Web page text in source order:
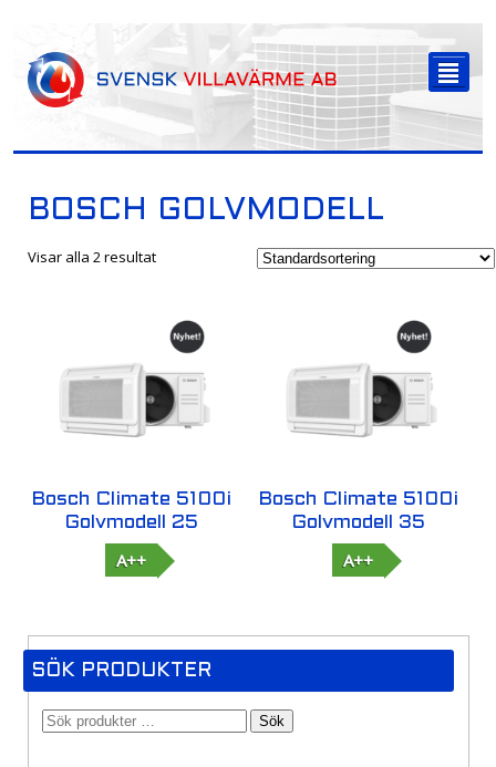
²
BOSCH GOLVMODELL
Visar alla 2 resultat
Bosch Climate 5100i
Golvmodell 25
A++
Bosch Climate 5100i
Golvmodell 35
A++
SÖK PRODUKTER
Sök